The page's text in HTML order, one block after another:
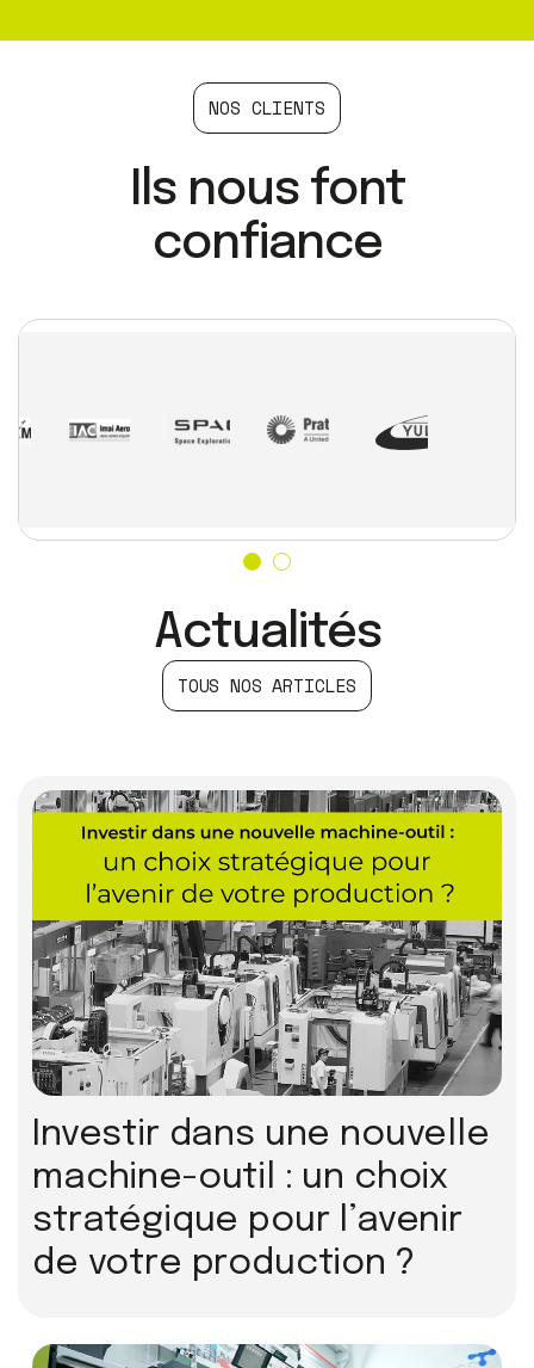
NOS CLIENTS
Ils nous font
confiance
Actualités
TOUS NOS ARTICLES
Investir dans une nouvelle
machine-outil : un choix
stratégique pour l’avenir
de votre production ?